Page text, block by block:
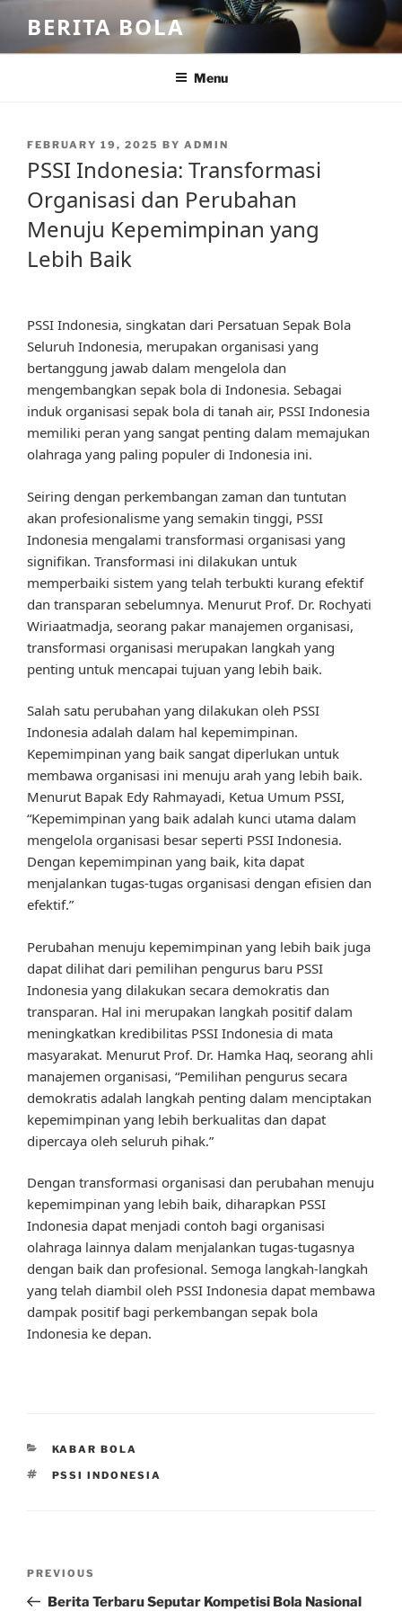
content
BERITA BOLA
Menu
POSTED
FEBRUARY 19, 2025 BY ADMIN
PSSI Indonesia: Transformasi
Organisasi dan Perubahan
Menuju Kepemimpinan yang
Lebih Baik
PSSI Indonesia, singkatan dari Persatuan Sepak Bola
Seluruh Indonesia, merupakan organisasi yang
bertanggung jawab dalam mengelola dan
mengembangkan sepak bola di Indonesia. Sebagai
induk organisasi sepak bola di tanah air, PSSI Indonesia
memiliki peran yang sangat penting dalam memajukan
olahraga yang paling populer di Indonesia ini.
Seiring dengan perkembangan zaman dan tuntutan
akan profesionalisme yang semakin tinggi, PSSI
Indonesia mengalami transformasi organisasi yang
signifikan. Transformasi ini dilakukan untuk
memperbaiki sistem yang telah terbukti kurang efektif
dan transparan sebelumnya. Menurut Prof. Dr. Rochyati
Wiriaatmadja, seorang pakar manajemen organisasi,
transformasi organisasi merupakan langkah yang
penting untuk mencapai tujuan yang lebih baik.
Salah satu perubahan yang dilakukan oleh PSSI
Indonesia adalah dalam hal kepemimpinan.
Kepemimpinan yang baik sangat diperlukan untuk
membawa organisasi ini menuju arah yang lebih baik.
Menurut Bapak Edy Rahmayadi, Ketua Umum PSSI,
“Kepemimpinan yang baik adalah kunci utama dalam
mengelola organisasi besar seperti PSSI Indonesia.
Dengan kepemimpinan yang baik, kita dapat
menjalankan tugas-tugas organisasi dengan efisien dan
efektif.”
Perubahan menuju kepemimpinan yang lebih baik juga
dapat dilihat dari pemilihan pengurus baru PSSI
Indonesia yang dilakukan secara demokratis dan
transparan. Hal ini merupakan langkah positif dalam
meningkatkan kredibilitas PSSI Indonesia di mata
masyarakat. Menurut Prof. Dr. Hamka Haq, seorang ahli
manajemen organisasi, “Pemilihan pengurus secara
demokratis adalah langkah penting dalam menciptakan
kepemimpinan yang lebih berkualitas dan dapat
dipercaya oleh seluruh pihak.”
Dengan transformasi organisasi dan perubahan menuju
kepemimpinan yang lebih baik, diharapkan PSSI
Indonesia dapat menjadi contoh bagi organisasi
olahraga lainnya dalam menjalankan tugas-tugasnya
dengan baik dan profesional. Semoga langkah-langkah
yang telah diambil oleh PSSI Indonesia dapat membawa
dampak positif bagi perkembangan sepak bola
Indonesia ke depan.
CATEGORIES
KABAR BOLA
TAGS
PSSI INDONESIA
Previous
Post
PREVIOUS
Berita Terbaru Seputar Kompetisi Bola Nasional